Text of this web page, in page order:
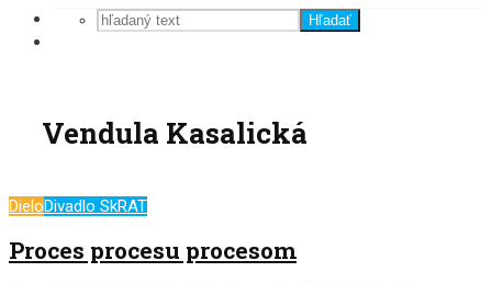
Hľadať
Vendula Kasalická
DieloDivadlo SkRAT
Proces procesu procesom